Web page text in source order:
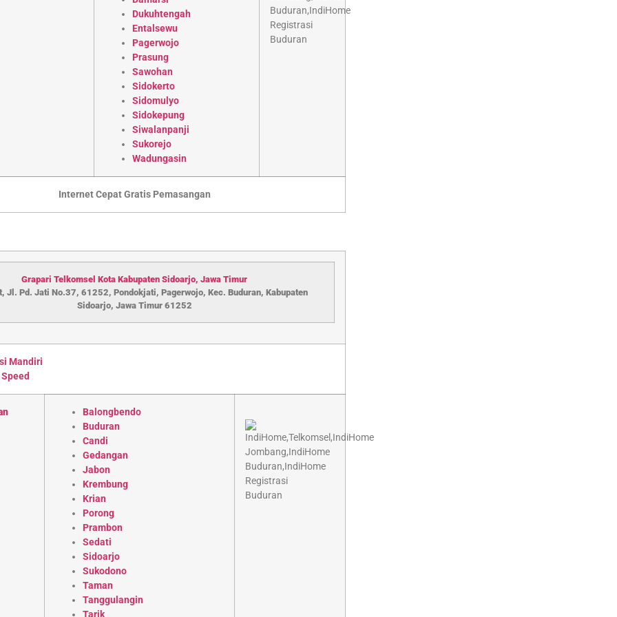
Dukuhtengah
Entalsewu
Pagerwojo
Prasung
Sawohan
Sidokerto
Sidomulyo
Sidokepung
Siwalanpanji
Sukorejo
Wadungasin
Internet Cepat Gratis Pemasangan
Grapari Telkomsel Kota Kabupaten Sidoarjo, Jawa Timur
Jl. Pd. Jati No.37, 61252, Pondokjati, Pagerwojo, Kec. Buduran, Kabupaten
Sidoarjo, Jawa Timur 61252
Mandiri
Balongbendo
Buduran
Candi
Gedangan
Jabon
Krembung
Krian
Porong
Prambon
Sedati
Sidoarjo
Sukodono
Taman
Tanggulangin
Tarik